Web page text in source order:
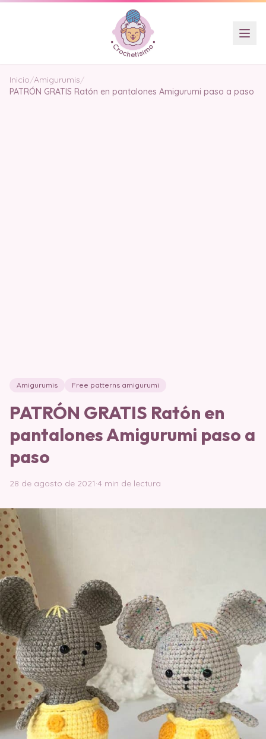
Inicio/Amigurumis/
PATRÓN GRATIS Ratón en pantalones Amigurumi paso a paso
Amigurumis Free patterns amigurumi
PATRÓN GRATIS Ratón en
pantalones Amigurumi paso a
paso
28 de agosto de 2021·4 min de lectura